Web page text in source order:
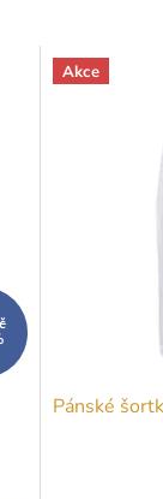
Akce
Pánské